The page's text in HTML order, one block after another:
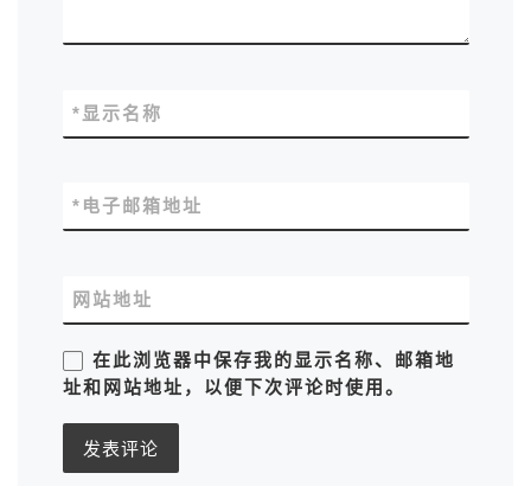
显示名称
*
电子邮箱地址
*
网站地址
在此浏览器中保存我的显示名称、邮箱地
址和网站地址，以便下次评论时使用。